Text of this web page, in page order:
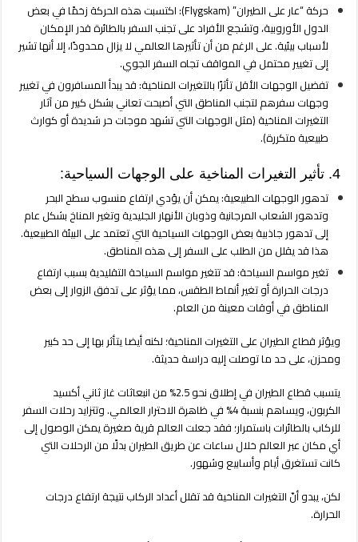
حركة “عار على الطيران” (Flygskam): اكتسبت هذه الحركة زخمًا في بعض
الدول الأوروبية، وتشجع الأفراد على تجنب السفر بالطائرة قدر الإمكان
لأسباب بيئية. على الرغم من أن تأثيرها العالمي لا يزال محدودًا، إلا أنها تشير
إلى تغيير محتمل في المواقف تجاه السفر الجوي.
تفضيل الوجهات الأقل تأثرًا بالتغيرات المناخية: قد يبدأ المسافرون في تغيير
وجهات سفرهم لتجنب المناطق التي أصبحت تعاني بشكل كبير من آثار
التغيرات المناخية (مثل الوجهات التي تشهد موجات حر شديدة أو كوارث
طبيعية متكررة).
4. تأثير التغيرات المناخية على الوجهات السياحية:
تدهور الوجهات الطبيعية: يمكن أن يؤدي ارتفاع منسوب سطح البحر
وتدهور الشعاب المرجانية وذوبان الأنهار الجليدية وتغير المناخ بشكل عام
إلى تدهور جاذبية بعض الوجهات السياحية التي تعتمد على البيئة الطبيعية.
هذا قد يقلل من الطلب على السفر إلى هذه المناطق.
تغير مواسم السياحة: قد تتغير مواسم السياحة التقليدية بسبب ارتفاع
درجات الحرارة أو تغير أنماط الطقس، مما يؤثر على تدفق الزوار إلى بعض
المناطق في أوقات معينة من العام.
ويؤثر قطاع الطيران على التغيرات المناخية؛ لكنه أيضا يتأثر بها إلى حد كبير
ومحزن، على حد ما توصلت إليه دراسة حديثة.
يتسبب قطاع الطيران في إطلاق نحو 2.5% من انبعاثات غاز ثاني أكسيد
الكربون، ويساهم بنسبة 4% في ظاهرة الاحترار العالمي. وتتزايد رحلات السفر
للركاب بالطائرات باستمرار؛ فقد جعلت العالم قرية صغيرة يمكن الوصول إلى
أي مكان عبر العالم خلال ساعات عن طريق الطيران بدلًا من الرحلات التي
كانت تستغرق أيام وأسابيع وشهور.
لكن، يبدو أنّ التغيرات المناخية قد تقلل أعداد الركاب نتيجة ارتفاع درجات
الحرارة.